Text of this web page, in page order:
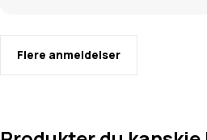
Flere anmeldelser